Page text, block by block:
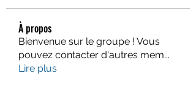
À propos
Bienvenue sur le groupe ! Vous
pouvez contacter d'autres mem...
Lire plus